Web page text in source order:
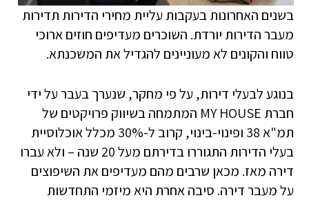
בשנים האחרונות בעקבות עליית מחירי הדירות תדירות
מעבר הדירות יורדת. השוכרים מעדיפים חוזים ארוכי
טווח והקונים לא מעוניינים להגדיל את המשכנתא.
בנוגע לבעלי דירות, על פי מחקר, שנערך בעבר על ידי
חברת MY HOUSE המתמחה בשיווק פרויקטים של
תמ"א 38 ופינוי-בינוי, קרוב ל-30% מכלל אוכלוסיית
בעלי הדירות התגוררו בדירתם מעל 20 שנה – ולא עברו
דירה מאז. מכאן שרבים מהם מעדיפים את השיפוצים
על מעבר דירה. סיבה אחרת היא מיזמי התחדשות